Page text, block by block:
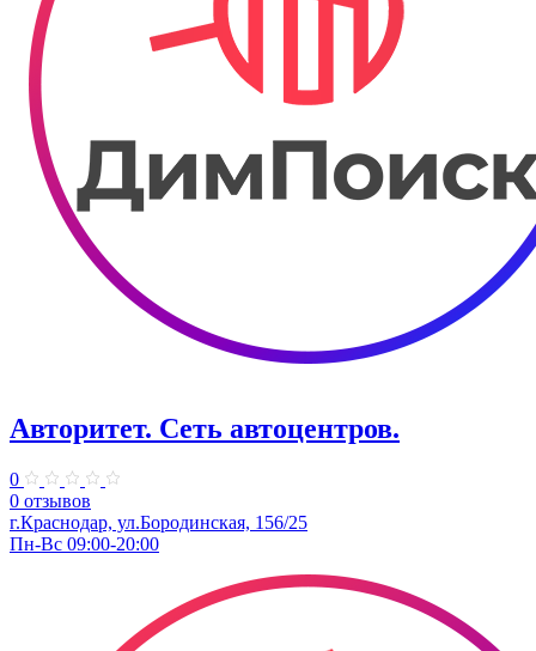
Авторитет. ​Сеть автоцентров.
0
0 отзывов
г.Краснодар, ул.Бородинская, 156/25
Пн-Вс 09:00-20:00